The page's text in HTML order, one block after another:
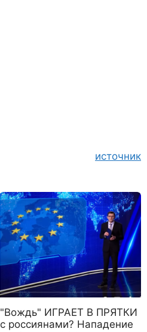
источник
"Вождь" ИГРАЕТ В ПРЯТКИ
с россиянами? Нападение